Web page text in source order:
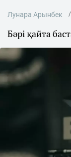
Лунара Арынбек
Бәрі қайта